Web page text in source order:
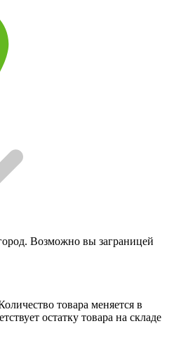
Возможно вы заграницей
товара меняется в
остатку товара на складе